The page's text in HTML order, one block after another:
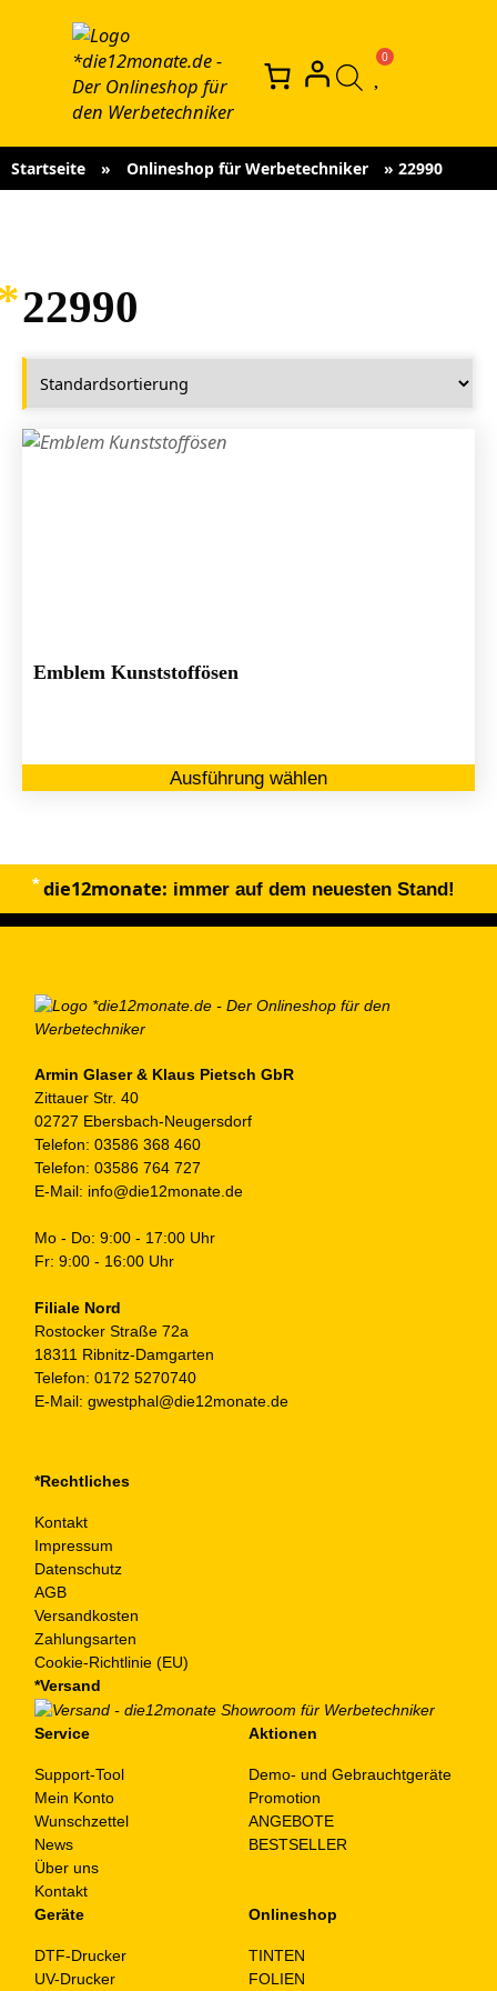
Startseite » Onlineshop für Werbetechniker » 22990
22990
Emblem Kunststoffösen
Ausführung wählen
die12monate: immer auf dem neuesten Stand!
Armin Glaser & Klaus Pietsch GbR
Zittauer Str. 40
02727 Ebersbach-Neugersdorf
Telefon: 03586 368 460
Telefon: 03586 764 727
E-Mail: info@die12monate.de
Mo - Do: 9:00 - 17:00 Uhr
Fr: 9:00 - 16:00 Uhr
Filiale Nord
Rostocker Straße 72a
18311 Ribnitz-Damgarten
Telefon: 0172 5270740
E-Mail: gwestphal@die12monate.de
*Rechtliches
Kontakt
Impressum
Datenschutz
AGB
Versandkosten
Zahlungsarten
Cookie-Richtlinie (EU)
*Versand
Service
Support-Tool
Mein Konto
Wunschzettel
News
Über uns
Kontakt
Aktionen
Demo- und Gebrauchtgeräte
Promotion
ANGEBOTE
BESTSELLER
Geräte
DTF-Drucker
UV-Drucker
Onlineshop
TINTEN
FOLIEN